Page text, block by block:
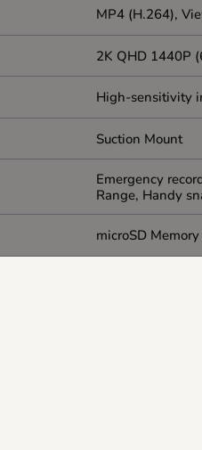
MP4 (H.264),
2K QHD 1440P
High-sensitivity
Suction Mount
Emergency
Range, Handy
microSD